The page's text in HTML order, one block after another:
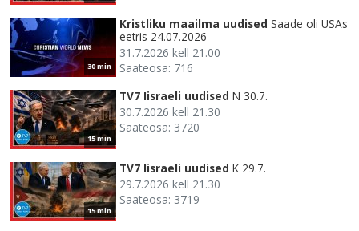
30 min
Kristliku maailma uudised Saade oli USAs
eetris 24.07.2026
31.7.2026 kell 21.00
Saateosa: 716
15 min
TV7 Iisraeli uudised N 30.7.
30.7.2026 kell 21.30
Saateosa: 3720
15 min
TV7 Iisraeli uudised K 29.7.
29.7.2026 kell 21.30
Saateosa: 3719